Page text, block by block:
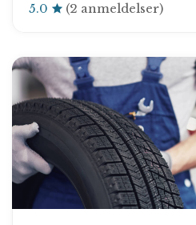
5.0 (2 anmeldelser)